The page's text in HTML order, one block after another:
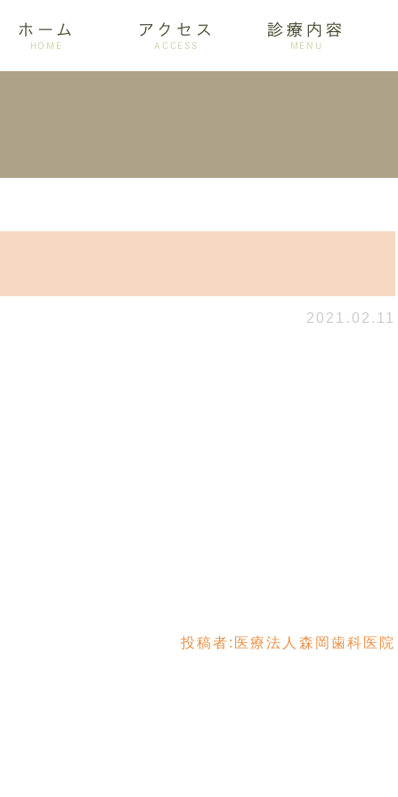
ホーム
HOME
アクセス
ACCESS
診療内容
MENU
訪問歯科 歯周病 ホワイトニング
設備紹介 アクセス
グ
2021.02.11
投稿者: 医療法人森岡歯科医院